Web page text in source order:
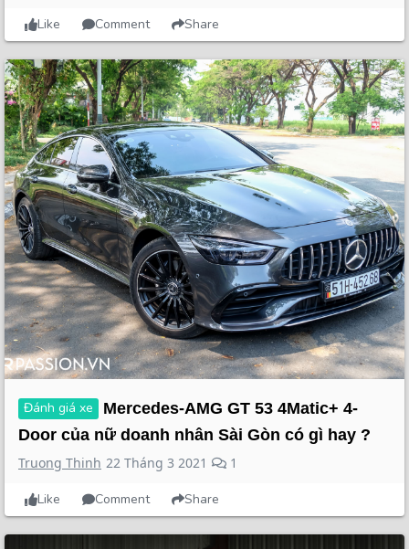
Like Comment Share
Đánh giá xe
Mercedes-AMG GT 53 4Matic+ 4-
Door của nữ doanh nhân Sài Gòn có gì hay ?
Truong Thinh 22 Tháng 3 2021 1
Like Comment Share